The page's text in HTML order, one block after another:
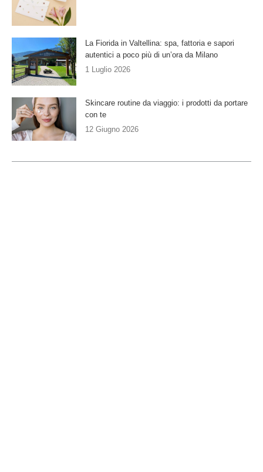
La Fiorida in Valtellina: spa, fattoria e sapori
autentici a poco più di un’ora da Milano
1 Luglio 2026
Skincare routine da viaggio: i prodotti da portare
con te
12 Giugno 2026